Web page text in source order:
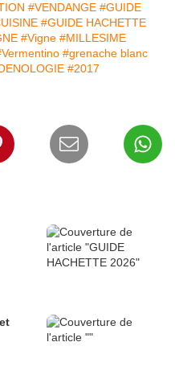
#VENDANGE #GUIDE
#GUIDE HACHETTE
#Vigne #MILLESIME
#grenache blanc
#2017